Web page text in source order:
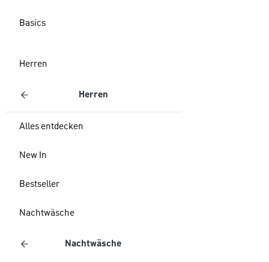
Basics
Herren
Herren
Alles entdecken
New In
Bestseller
Nachtwäsche
Nachtwäsche